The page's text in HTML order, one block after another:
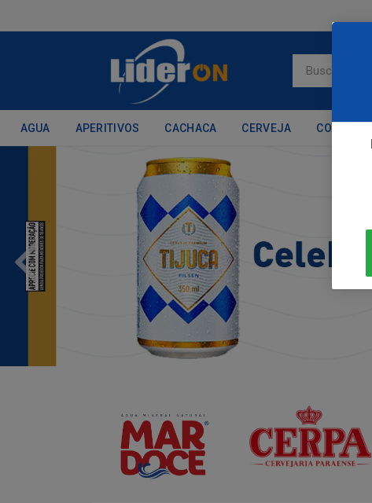
AGUA APERITIVOS CACHACA CERVEJA CONHAQUE